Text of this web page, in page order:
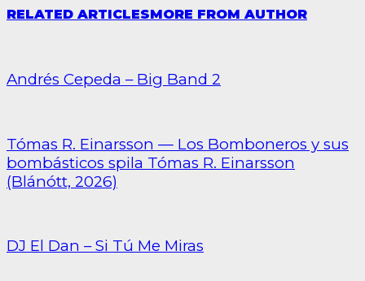
RELATED ARTICLESMORE FROM AUTHOR
Andrés Cepeda – Big Band 2
Tómas R. Einarsson — Los Bomboneros y sus
bombásticos spila Tómas R. Einarsson
(Blánótt, 2026)
DJ El Dan – Si Tú Me Miras